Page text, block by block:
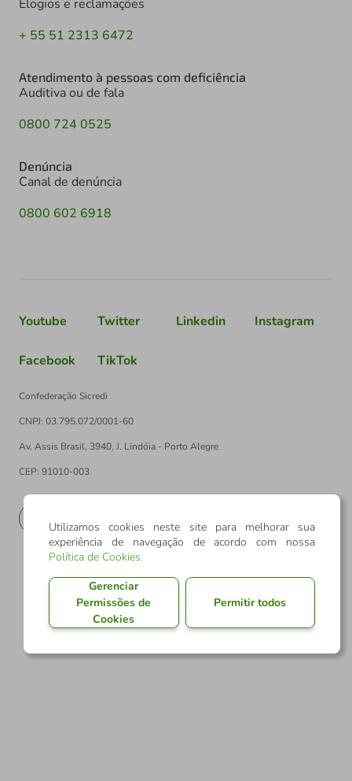
Elogios e reclamações
+ 55 51 2313 6472
Atendimento à pessoas com deficiência
Auditiva ou de fala
0800 724 0525
Denúncia
Canal de denúncia
0800 602 6918
Youtube Twitter Linkedin Instagram
Facebook TikTok
Confederação Sicredi
CNPJ: 03.795.072/0001-60
Av. Assis Brasil, 3940, J. Lindóia - Porto Alegre
CEP: 91010-003
Utilizamos cookies neste site para melhorar sua
experiência de navegação de acordo com nossa
Política de Cookies.
Gerenciar
Permissões de
Cookies
Permitir todos